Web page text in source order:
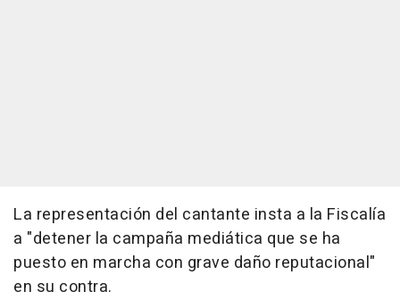
La representación del cantante insta a la Fiscalía
a "detener la campaña mediática que se ha
puesto en marcha con grave daño reputacional"
en su contra.